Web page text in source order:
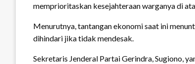
memprioritaskan kesejahteraan warganya di
Menurutnya, tantangan ekonomi saat ini
dihindari jika tidak mendesak.
Sekretaris Jenderal Partai Gerindra, Sugiono,